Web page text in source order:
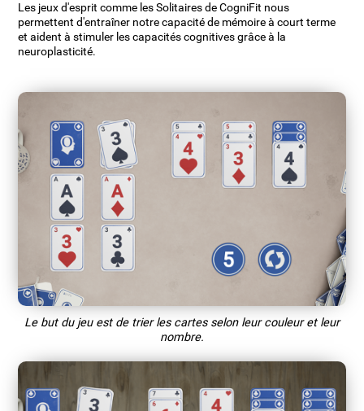
Les jeux d'esprit comme les Solitaires de CogniFit nous
permettent d'entraîner notre capacité de mémoire à court terme
et aident à stimuler les capacités cognitives grâce à la
neuroplasticité.
Le but du jeu est de trier les cartes selon leur couleur et leur
nombre.